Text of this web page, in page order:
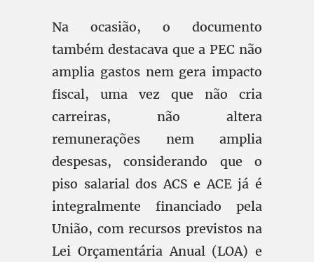
Na ocasião, o documento
também destacava que a PEC não
amplia gastos nem gera impacto
fiscal, uma vez que não cria
carreiras, não altera
remunerações nem amplia
despesas, considerando que o
piso salarial dos ACS e ACE já é
integralmente financiado pela
União, com recursos previstos na
Lei Orçamentária Anual (LOA) e